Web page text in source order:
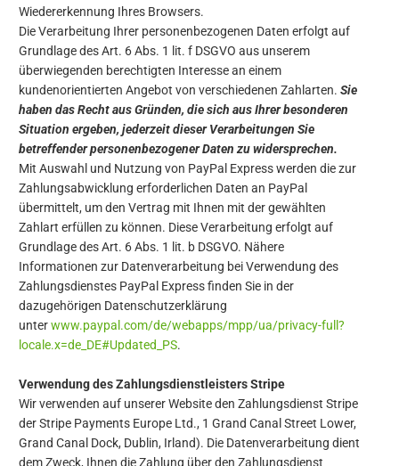
Wiedererkennung Ihres Browsers.
Die Verarbeitung Ihrer personenbezogenen Daten erfolgt auf
Grundlage des Art. 6 Abs. 1 lit. f DSGVO aus unserem
überwiegenden berechtigten Interesse an einem
kundenorientierten Angebot von verschiedenen Zahlarten.Sie
haben das Recht aus Gründen, die sich aus Ihrer besonderen
Situation ergeben, jederzeit dieser Verarbeitungen Sie
betreffender personenbezogener Daten zu widersprechen.
Mit Auswahl und Nutzung von PayPal Express werden die zur
Zahlungsabwicklung erforderlichen Daten an PayPal
übermittelt, um den Vertrag mit Ihnen mit der gewählten
Zahlart erfüllen zu können. Diese Verarbeitung erfolgt auf
Grundlage des Art. 6 Abs. 1 lit. b DSGVO. Nähere
Informationen zur Datenverarbeitung bei Verwendung des
Zahlungsdienstes PayPal Express finden Sie in der
dazugehörigen Datenschutzerklärung
unterwww.paypal.com/de/webapps/mpp/ua/privacy-full?
locale.x=de_DE#Updated_PS.
Verwendung des Zahlungsdienstleisters Stripe
Wir verwenden auf unserer Website den Zahlungsdienst Stripe
der Stripe Payments Europe Ltd., 1 Grand Canal Street Lower,
Grand Canal Dock, Dublin, Irland). Die Datenverarbeitung dient
dem Zweck, Ihnen die Zahlung über den Zahlungsdienst